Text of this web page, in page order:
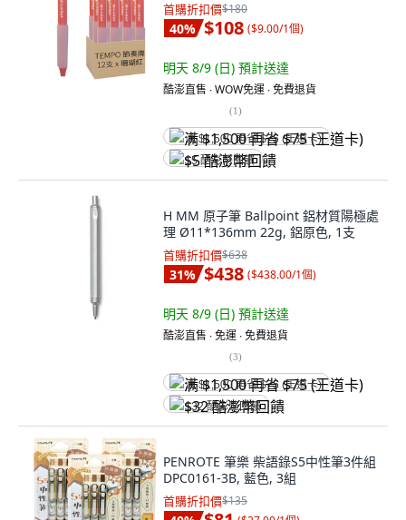
首購折扣價$180
40% $108 ($9.00/1個)
明天 8/9 (日) 預計送達
酷澎直售 ∙ WOW免運 ∙ 免費退貨
(1)
满 $1,500 再省 $75 (王道卡)
$5 酷澎幣回饋
H MM 原子筆 Ballpoint 鋁材質陽極處
理 Ø11*136mm 22g, 鋁原色, 1支
首購折扣價$638
31% $438 ($438.00/1個)
明天 8/9 (日) 預計送達
酷澎直售 ∙ 免運 ∙ 免費退貨
(3)
满 $1,500 再省 $75 (王道卡)
$32 酷澎幣回饋
PENROTE 筆樂 柴語錄S5中性筆3件組
DPC0161-3B, 藍色, 3組
首購折扣價$135